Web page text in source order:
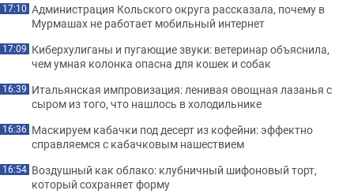
17:10 Администрация Кольского округа рассказала, почему в
Мурмашах не работает мобильный интернет
17:09 Киберхулиганы и пугающие звуки: ветеринар объяснила,
чем умная колонка опасна для кошек и собак
16:39 Итальянская импровизация: ленивая овощная лазанья с
сыром из того, что нашлось в холодильнике
16:36 Маскируем кабачки под десерт из кофейни: эффектно
справляемся с кабачковым нашествием
16:54 Воздушный как облако: клубничный шифоновый торт,
который сохраняет форму